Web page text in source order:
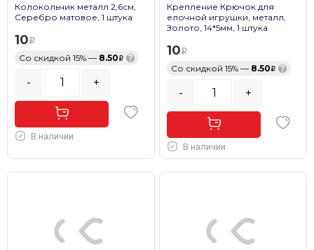
Колокольчик металл 2,6см,
Серебро матовое, 1 штука
10
Со скидкой 15% — 8.50 ?
- +
В наличии
Крепление Крючок для
елочной игрушки, металл,
Золото, 14*5мм, 1 штука
10
Со скидкой 15% — 8.50 ?
- +
В наличии